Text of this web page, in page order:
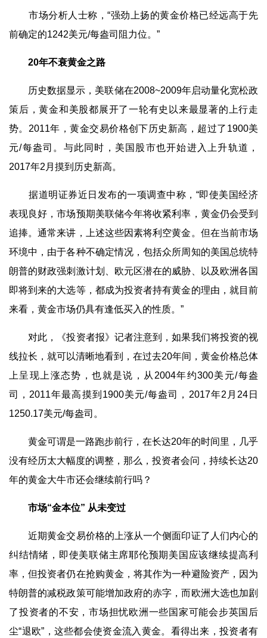
市场分析人士称，“强劲上扬的黄金价格已经远高于先
前确定的1242美元/每盎司阻力位。”
20年不衰黄金之路
历史数据显示，美联储在2008~2009年启动量化宽松政
策后，黄金和美股都展开了一轮有史以来最显著的上行走
势。2011年，黄金交易价格创下历史新高，超过了1900美
元/每盎司。与此同时，美国股市也开始进入上升轨道，
2017年2月摸到历史新高。
据道明证券近日发布的一项调查中称，“即使美国经济
表现良好，市场预期美联储今年将收紧利率，黄金仍会受到
追捧。通常来讲，上述这些因素将利空黄金。但在当前市场
环境中，由于各种不确定情况，包括众所周知的美国总统特
朗普的财政强刺激计划、欧元区潜在的威胁、以及欧洲各国
即将到来的大选等，都成为投资者持有黄金的理由，就目前
来看，黄金市场仍具有逢低买入的性质。”
对此，《投资者报》记者注意到，如果我们将投资的视
线拉长，就可以清晰地看到，在过去20年间，黄金价格总体
上呈现上涨态势，也就是说，从2004年约300美元/每盎
司，2011年最高摸到1900美元/每盎司，2017年2月24日
1250.17美元/每盎司。
黄金可谓是一路跑步前行，在长达20年的时间里，几乎
没有经历太大幅度的调整，那么，投资者会问，持续长达20
年的黄金大牛市还会继续前行吗？
市场“金本位” 从未变过
近期黄金交易价格的上涨从一个侧面印证了人们内心的
纠结情绪，即使美联储主席耶伦预期美国应该继续提高利
率，但投资者仍在抢购黄金，将其作为一种避险资产，因为
特朗普的减税政策可能增加政府的赤字，而欧洲大选也加剧
了投资者的不安，市场担忧欧洲一些国家可能会步英国后
尘“退欧”，这些都会使资金流入黄金。看得出来，投资者有